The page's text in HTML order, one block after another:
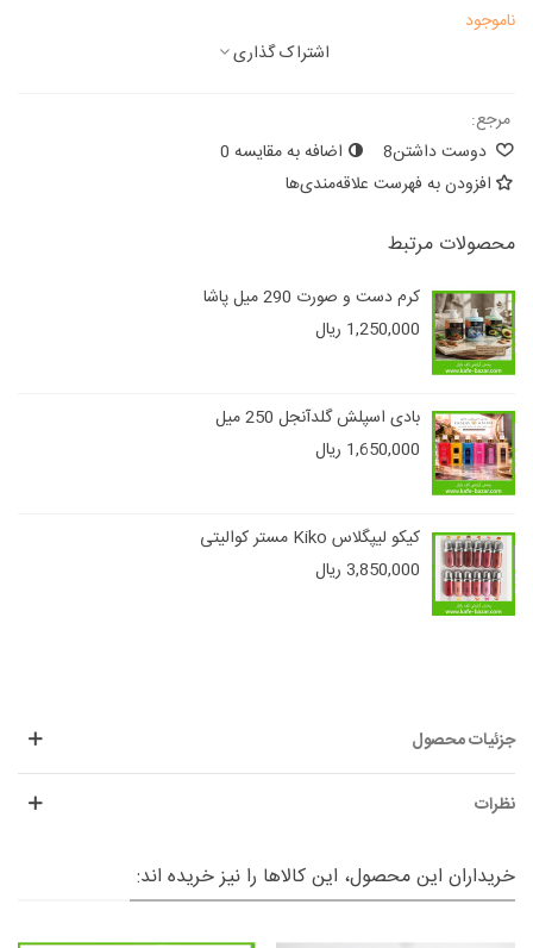
ناموجود
اشتراک گذاری
مرجع:
دوست داشتن8 اضافه به مقایسه 0
افزودن به فهرست علاقه‌مندی‌ها
محصولات مرتبط
کرم دست و صورت 290 میل پاشا
1,250,000 ریال
بادی اسپلش گلدآنجل 250 میل
1,650,000 ریال
کیکو لیپگلاس Kiko مستر کوالیتی
3,850,000 ریال
جزئیات محصول
نظرات
خریداران این محصول، این کالاها را نیز خریده اند: